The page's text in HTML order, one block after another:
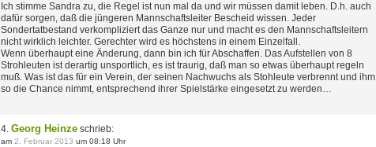
Ich stimme Sandra zu, die Regel ist nun mal da und wir müssen damit leben. D.h. auch
dafür sorgen, daß die jüngeren Mannschaftsleiter Bescheid wissen. Jeder
Sondertatbestand verkompliziert das Ganze nur und macht es den Mannschaftsleitern
nicht wirklich leichter. Gerechter wird es höchstens in einem Einzelfall.
Wenn überhaupt eine Änderung, dann bin ich für Abschaffen. Das Aufstellen von 8
Strohleuten ist derartig unsportlich, es ist traurig, daß man so etwas überhaupt regeln
muß. Was ist das für ein Verein, der seinen Nachwuchs als Stohleute verbrennt und ihm
so die Chance nimmt, entsprechend ihrer Spielstärke eingesetzt zu werden…
4. Georg Heinze schrieb:
am 2. Februar 2013 um 08:18 Uhr